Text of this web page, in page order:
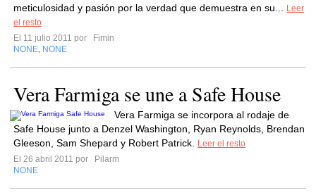
meticulosidad y pasión por la verdad que demuestra en su...
Leer
el resto
El 11 julio 2011 por
Fimin
NONE NONE
Vera Farmiga se une a Safe House
Vera Farmiga se incorpora al rodaje de
Safe House junto a Denzel Washington, Ryan Reynolds, Brendan
Gleeson, Sam Shepard y Robert Patrick.
Leer el resto
El 26 abril 2011 por
Pilarm
NONE